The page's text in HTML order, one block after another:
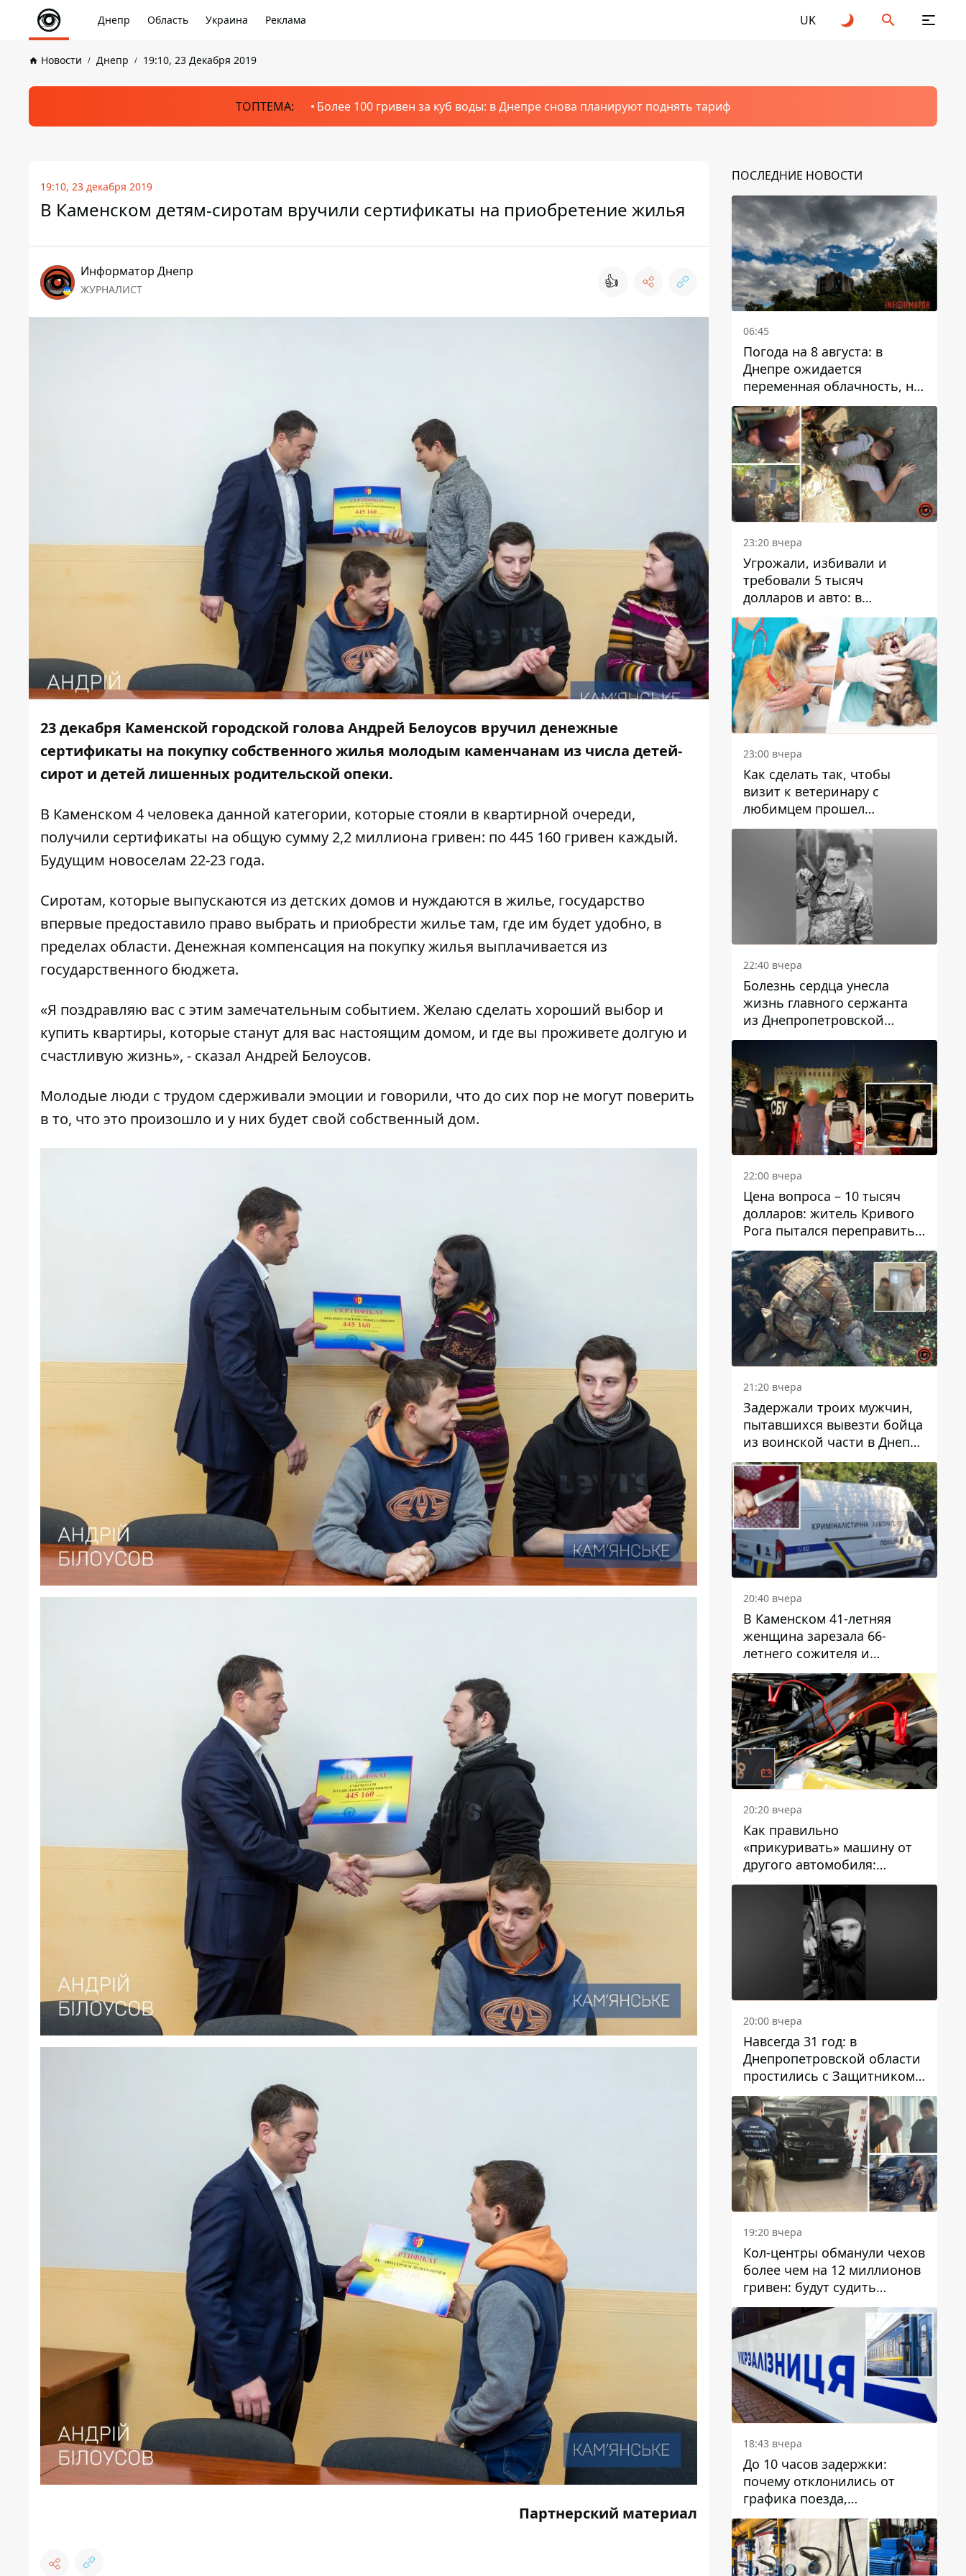
Днепр Область Украина Реклама UK
Новости Днепр 19:10, 23 Декабря 2019
ТОПТЕМА: Более 100 гривен за куб воды: в Днепре снова планируют поднять тариф
19:10, 23 декабря 2019
В Каменском детям-сиротам вручили сертификаты на приобретение жилья
Информатор Днепр
ЖУРНАЛИСТ 👍
23 декабря Каменской городской голова Андрей Белоусов вручил денежные
сертификаты на покупку собственного жилья молодым каменчанам из числа детей-
сирот и детей лишенных родительской опеки.
В Каменском 4 человека данной категории, которые стояли в квартирной очереди,
получили сертификаты на общую сумму 2,2 миллиона гривен: по 445 160 гривен каждый.
Будущим новоселам 22-23 года.
Сиротам, которые выпускаются из детских домов и нуждаются в жилье, государство
впервые предоставило право выбрать и приобрести жилье там, где им будет удобно, в
пределах области. Денежная компенсация на покупку жилья выплачивается из
государственного бюджета.
«Я поздравляю вас с этим замечательным событием. Желаю сделать хороший выбор и
купить квартиры, которые станут для вас настоящим домом, и где вы проживете долгую и
счастливую жизнь», - сказал Андрей Белоусов.
Молодые люди с трудом сдерживали эмоции и говорили, что до сих пор не могут поверить
в то, что это произошло и у них будет свой собственный дом.
Партнерский материал
ПОСЛЕДНИЕ НОВОСТИ
06:45
Погода на 8 августа: в
Днепре ожидается
переменная облачность, но
может пойти дождь
23:20 вчера
Угрожали, избивали и
требовали 5 тысяч
долларов и авто: в
Павлограде задержали двух
мужчин
23:00 вчера
Как сделать так, чтобы
визит к ветеринару с
любимцем прошел
спокойно: простые советы
22:40 вчера
Болезнь сердца унесла
жизнь главного сержанта
из Днепропетровской
области Юрия Свистуна
22:00 вчера
Цена вопроса – 10 тысяч
долларов: житель Кривого
Рога пытался переправить
мужчину в Словакию
21:20 вчера
Задержали троих мужчин,
пытавшихся вывезти бойца
из воинской части в Днепр
за 7 тысяч долларов: среди
них был врач
20:40 вчера
В Каменском 41-летняя
женщина зарезала 66-
летнего сожителя и
пыталась обмануть
полицейских
20:20 вчера
Как правильно
«прикуривать» машину от
другого автомобиля:
инструкция для водителей
20:00 вчера
Навсегда 31 год: в
Днепропетровской области
простились с Защитником
Александром Репиным
19:20 вчера
Кол-центры обманули чехов
более чем на 12 миллионов
гривен: будут судить
днепрянина,
организовавшего
транснациональную
преступную организацию
18:43 вчера
До 10 часов задержки:
почему отклонились от
графика поезда,
курсирующие через Днепр
и область